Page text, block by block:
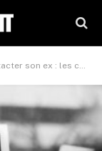
pour récupérer son ex rapidement